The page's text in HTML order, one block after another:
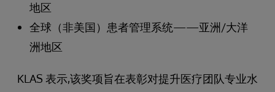
地区
全球（非美国）患者管理系统——亚洲/大洋
洲地区
KLAS 表示,该奖项旨在表彰对提升医疗团队专业水